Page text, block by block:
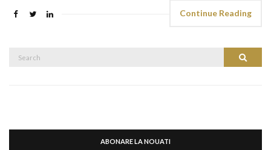
Continue Reading
Search
ABONARE LA NOUATI